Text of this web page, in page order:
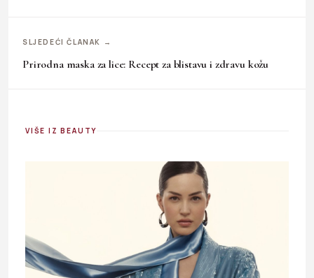
SLJEDEĆI ČLANAK →
Prirodna maska za lice: Recept za blistavu i zdravu kožu
VIŠE IZ BEAUTY